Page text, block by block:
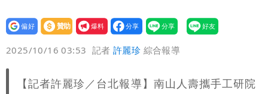
設為
贊助
我要
爆料
2025/10/16 03:53 記者許麗珍 綜合報導
【記者許麗珍／台北報導】南山人壽攜手工研院